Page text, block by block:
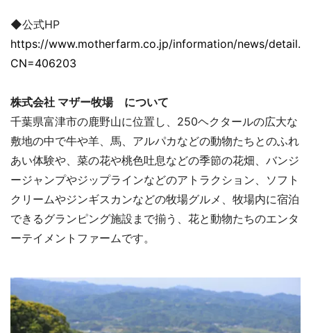
◆公式HP
https://www.motherfarm.co.jp/information/news/
CN=406203
株式会社 マザー牧場 について
千葉県富津市の鹿野山に位置し、250ヘクタールの広大な
敷地の中で牛や羊、馬、アルパカなどの動物たちとのふれ
あい体験や、菜の花や桃色吐息などの季節の花畑、バンジ
ージャンプやジップラインなどのアトラクション、ソフト
クリームやジンギスカンなどの牧場グルメ、牧場内に宿泊
できるグランピング施設まで揃う、花と動物たちのエンタ
ーテイメントファームです。